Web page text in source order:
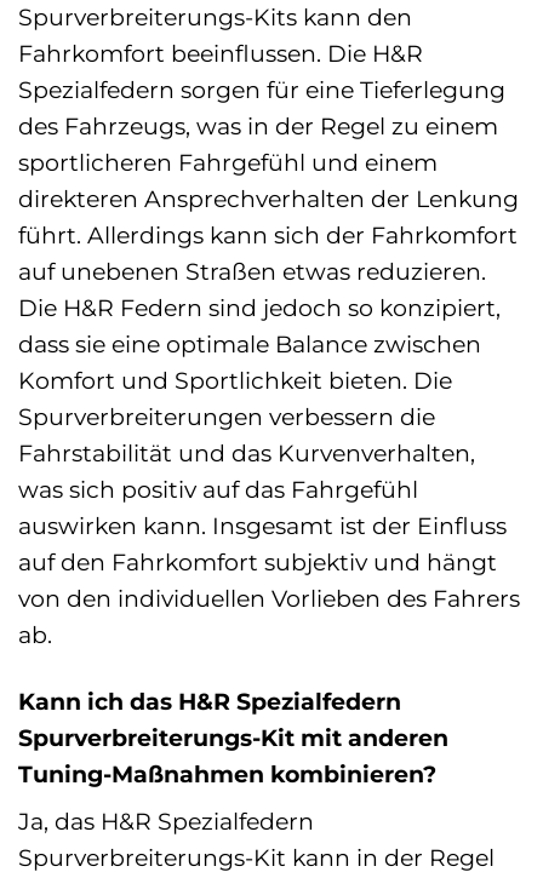
Spurverbreiterungs-Kits kann den
Fahrkomfort beeinflussen. Die H&R
Spezialfedern sorgen für eine Tieferlegung
des Fahrzeugs, was in der Regel zu einem
sportlicheren Fahrgefühl und einem
direkteren Ansprechverhalten der Lenkung
führt. Allerdings kann sich der Fahrkomfort
auf unebenen Straßen etwas reduzieren.
Die H&R Federn sind jedoch so konzipiert,
dass sie eine optimale Balance zwischen
Komfort und Sportlichkeit bieten. Die
Spurverbreiterungen verbessern die
Fahrstabilität und das Kurvenverhalten,
was sich positiv auf das Fahrgefühl
auswirken kann. Insgesamt ist der Einfluss
auf den Fahrkomfort subjektiv und hängt
von den individuellen Vorlieben des Fahrers
ab.
Kann ich das H&R Spezialfedern
Spurverbreiterungs-Kit mit anderen
Tuning-Maßnahmen kombinieren?
Ja, das H&R Spezialfedern
Spurverbreiterungs-Kit kann in der Regel